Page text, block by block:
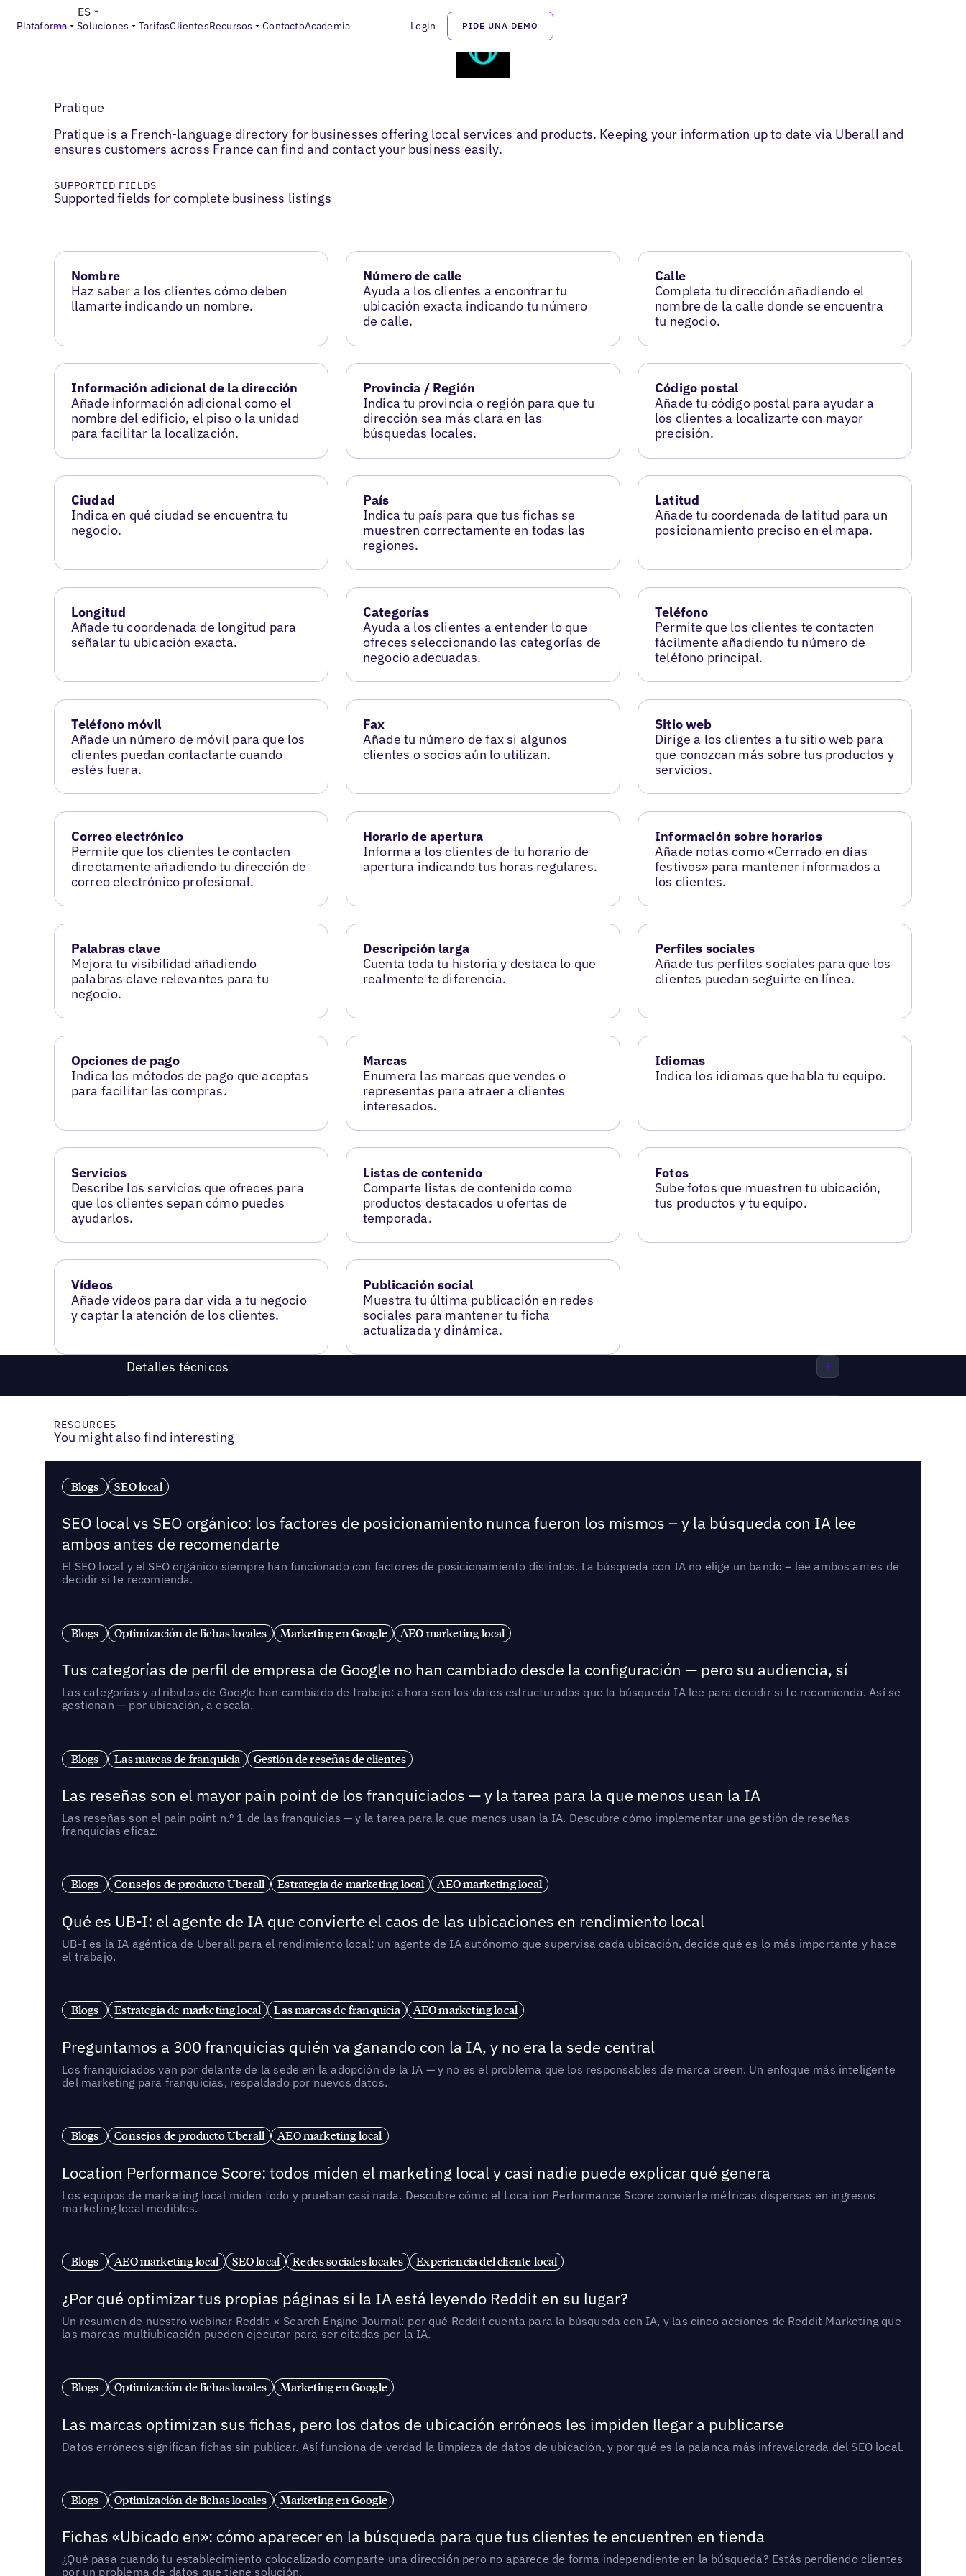
Plataforma Soluciones TarifasClientesRecursos ContactoAcademia Login PIDE UNA DEMO
ES
Pratique
Pratique is a French-language directory for businesses offering local services and products. Keeping your information up to date via Uberall and
ensures customers across France can find and contact your business easily.
SUPPORTED FIELDS
Supported fields for complete business listings
Nombre
Haz saber a los clientes cómo deben
llamarte indicando un nombre.
Número de calle
Ayuda a los clientes a encontrar tu
ubicación exacta indicando tu número
de calle.
Calle
Completa tu dirección añadiendo el
nombre de la calle donde se encuentra
tu negocio.
Información adicional de la dirección
Añade información adicional como el
nombre del edificio, el piso o la unidad
para facilitar la localización.
Provincia / Región
Indica tu provincia o región para que tu
dirección sea más clara en las
búsquedas locales.
Código postal
Añade tu código postal para ayudar a
los clientes a localizarte con mayor
precisión.
Ciudad
Indica en qué ciudad se encuentra tu
negocio.
País
Indica tu país para que tus fichas se
muestren correctamente en todas las
regiones.
Latitud
Añade tu coordenada de latitud para un
posicionamiento preciso en el mapa.
Longitud
Añade tu coordenada de longitud para
señalar tu ubicación exacta.
Categorías
Ayuda a los clientes a entender lo que
ofreces seleccionando las categorías de
negocio adecuadas.
Teléfono
Permite que los clientes te contacten
fácilmente añadiendo tu número de
teléfono principal.
Teléfono móvil
Añade un número de móvil para que los
clientes puedan contactarte cuando
estés fuera.
Fax
Añade tu número de fax si algunos
clientes o socios aún lo utilizan.
Sitio web
Dirige a los clientes a tu sitio web para
que conozcan más sobre tus productos y
servicios.
Correo electrónico
Permite que los clientes te contacten
directamente añadiendo tu dirección de
correo electrónico profesional.
Horario de apertura
Informa a los clientes de tu horario de
apertura indicando tus horas regulares.
Información sobre horarios
Añade notas como «Cerrado en días
festivos» para mantener informados a
los clientes.
Palabras clave
Mejora tu visibilidad añadiendo
palabras clave relevantes para tu
negocio.
Descripción larga
Cuenta toda tu historia y destaca lo que
realmente te diferencia.
Perfiles sociales
Añade tus perfiles sociales para que los
clientes puedan seguirte en línea.
Opciones de pago
Indica los métodos de pago que aceptas
para facilitar las compras.
Marcas
Enumera las marcas que vendes o
representas para atraer a clientes
interesados.
Idiomas
Indica los idiomas que habla tu equipo.
Servicios
Describe los servicios que ofreces para
que los clientes sepan cómo puedes
ayudarlos.
Listas de contenido
Comparte listas de contenido como
productos destacados u ofertas de
temporada.
Fotos
Sube fotos que muestren tu ubicación,
tus productos y tu equipo.
Vídeos
Añade vídeos para dar vida a tu negocio
y captar la atención de los clientes.
Publicación social
Muestra tu última publicación en redes
sociales para mantener tu ficha
actualizada y dinámica.
Detalles técnicos
RESOURCES
You might also find interesting
Blogs SEO local
SEO local vs SEO orgánico: los factores de posicionamiento nunca fueron los mismos – y la búsqueda con IA lee
ambos antes de recomendarte
El SEO local y el SEO orgánico siempre han funcionado con factores de posicionamiento distintos. La búsqueda con IA no elige un bando – lee ambos antes de
decidir si te recomienda.
Blogs Optimización de fichas locales Marketing en Google AEO marketing local
Tus categorías de perfil de empresa de Google no han cambiado desde la configuración — pero su audiencia, sí
Las categorías y atributos de Google han cambiado de trabajo: ahora son los datos estructurados que la búsqueda IA lee para decidir si te recomienda. Así se
gestionan — por ubicación, a escala.
Blogs Las marcas de franquicia Gestión de reseñas de clientes
Las reseñas son el mayor pain point de los franquiciados — y la tarea para la que menos usan la IA
Las reseñas son el pain point n.º 1 de las franquicias — y la tarea para la que menos usan la IA. Descubre cómo implementar una gestión de reseñas
franquicias eficaz.
Blogs Consejos de producto Uberall Estrategia de marketing local AEO marketing local
Qué es UB-I: el agente de IA que convierte el caos de las ubicaciones en rendimiento local
UB-I es la IA agéntica de Uberall para el rendimiento local: un agente de IA autónomo que supervisa cada ubicación, decide qué es lo más importante y hace
el trabajo.
Blogs Estrategia de marketing local Las marcas de franquicia AEO marketing local
Preguntamos a 300 franquicias quién va ganando con la IA, y no era la sede central
Los franquiciados van por delante de la sede en la adopción de la IA — y no es el problema que los responsables de marca creen. Un enfoque más inteligente
del marketing para franquicias, respaldado por nuevos datos.
Blogs Consejos de producto Uberall AEO marketing local
Location Performance Score: todos miden el marketing local y casi nadie puede explicar qué genera
Los equipos de marketing local miden todo y prueban casi nada. Descubre cómo el Location Performance Score convierte métricas dispersas en ingresos
marketing local medibles.
Blogs AEO marketing local SEO local Redes sociales locales Experiencia del cliente local
¿Por qué optimizar tus propias páginas si la IA está leyendo Reddit en su lugar?
Un resumen de nuestro webinar Reddit × Search Engine Journal: por qué Reddit cuenta para la búsqueda con IA, y las cinco acciones de Reddit Marketing que
las marcas multiubicación pueden ejecutar para ser citadas por la IA.
Blogs Optimización de fichas locales Marketing en Google
Las marcas optimizan sus fichas, pero los datos de ubicación erróneos les impiden llegar a publicarse
Datos erróneos significan fichas sin publicar. Así funciona de verdad la limpieza de datos de ubicación, y por qué es la palanca más infravalorada del SEO local.
Blogs Optimización de fichas locales Marketing en Google
Fichas «Ubicado en»: cómo aparecer en la búsqueda para que tus clientes te encuentren en tienda
¿Qué pasa cuando tu establecimiento colocalizado comparte una dirección pero no aparece de forma independiente en la búsqueda? Estás perdiendo clientes
por un problema de datos que tiene solución.